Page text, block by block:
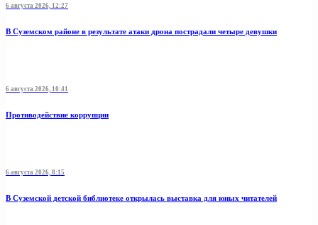
6 августа 2026, 12:27
В Суземском районе в результате атаки дрона пострадали четыре девушки
6 августа 2026, 10:41
Противодействие коррупции
6 августа 2026, 8:15
В Суземской детской библиотеке открылась выставка для юных читателей